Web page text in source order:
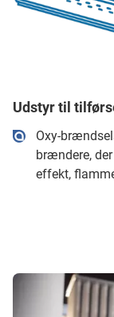
Udstyr til
Oxy-
brændere,
effekt,